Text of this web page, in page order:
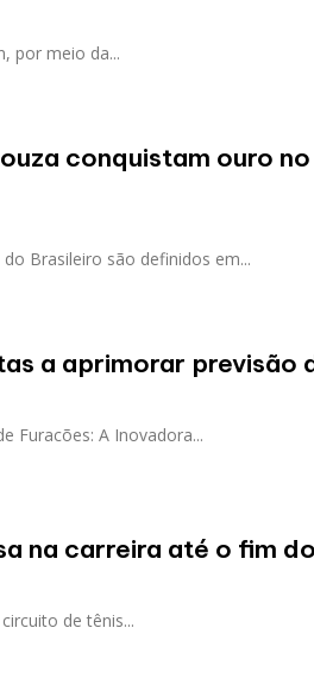
por meio da...
conquistam ouro
Brasileiro são definidos em...
a aprimorar previsão
Furacões: A Inovadora...
na carreira até o fim
de tênis...